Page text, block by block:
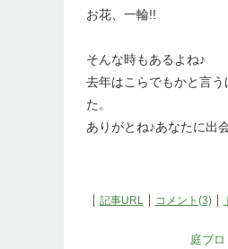
お花、一輪!!
そんな時もあるよね♪
去年はこらでもかと言
た。
ありがとね♪あなたに出
記事URL コメント(3)
庭ブ